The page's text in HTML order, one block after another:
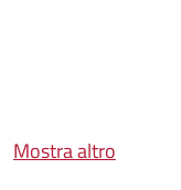
Mostra altro